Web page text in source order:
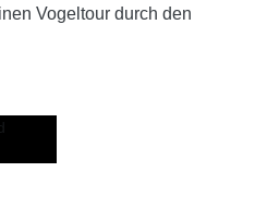
Vogeltour durch den